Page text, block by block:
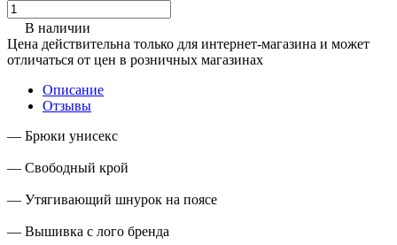
В наличии
Цена действительна только для интернет-магазина и может
отличаться от цен в розничных магазинах
Описание
Отзывы
— Брюки унисекс
— Свободный крой
— Утягивающий шнурок на поясе
— Вышивка с лого бренда